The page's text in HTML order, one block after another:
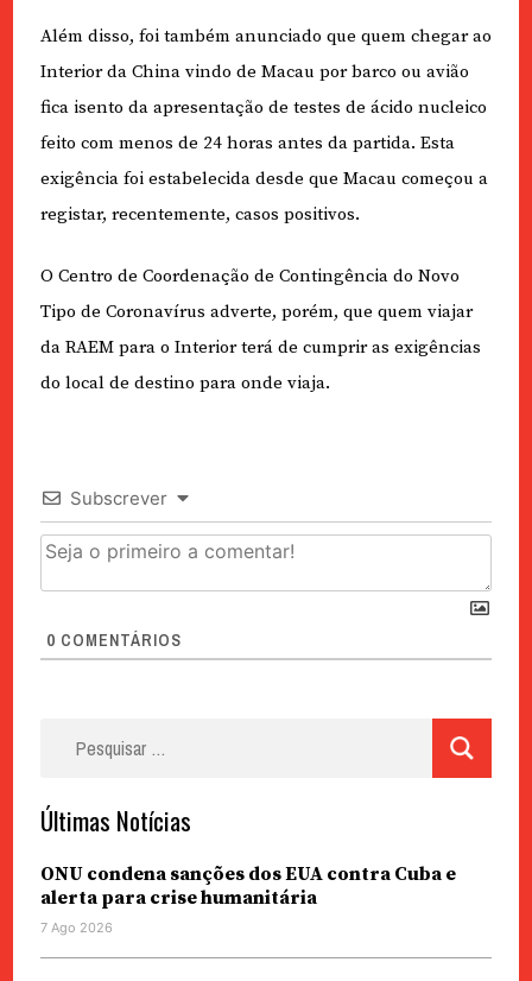
Além disso, foi também anunciado que quem chegar ao
Interior da China vindo de Macau por barco ou avião
fica isento da apresentação de testes de ácido nucleico
feito com menos de 24 horas antes da partida. Esta
exigência foi estabelecida desde que Macau começou a
registar, recentemente, casos positivos.
O Centro de Coordenação de Contingência do Novo
Tipo de Coronavírus adverte, porém, que quem viajar
da RAEM para o Interior terá de cumprir as exigências
do local de destino para onde viaja.
Subscrever
0 COMENTÁRIOS
Últimas Notícias
ONU condena sanções dos EUA contra Cuba e
alerta para crise humanitária
7 Ago 2026